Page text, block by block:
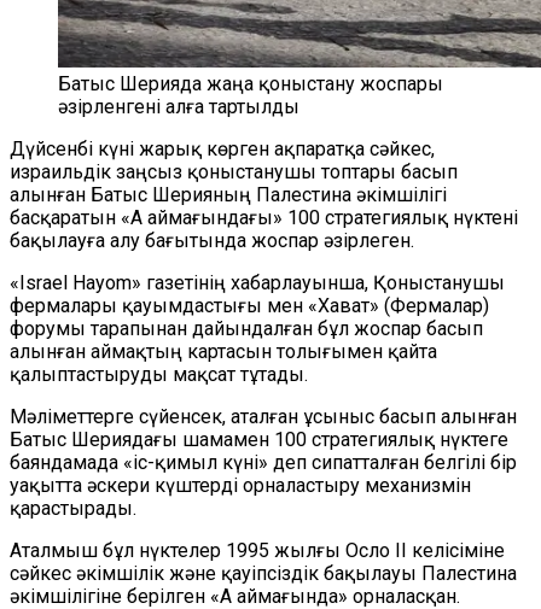
Батыс Шерияда жаңа қоныстану жоспары
әзірленгені алға тартылды
Дүйсенбі күні жарық көрген ақпаратқа сәйкес,
израильдік заңсыз қоныстанушы топтары басып
алынған Батыс Шерияның Палестина әкімшілігі
басқаратын «А аймағындағы» 100 стратегиялық нүктені
бақылауға алу бағытында жоспар әзірлеген.
«Israel Hayom» газетінің хабарлауынша, Қоныстанушы
фермалары қауымдастығы мен «Хават» (Фермалар)
форумы тарапынан дайындалған бұл жоспар басып
алынған аймақтың картасын толығымен қайта
қалыптастыруды мақсат тұтады.
Мәліметтерге сүйенсек, аталған ұсыныс басып алынған
Батыс Шериядағы шамамен 100 стратегиялық нүктеге
баяндамада «іс-қимыл күні» деп сипатталған белгілі бір
уақытта әскери күштерді орналастыру механизмін
қарастырады.
Аталмыш бұл нүктелер 1995 жылғы Осло II келісіміне
сәйкес әкімшілік және қауіпсіздік бақылауы Палестина
әкімшілігіне берілген «А аймағында» орналасқан.